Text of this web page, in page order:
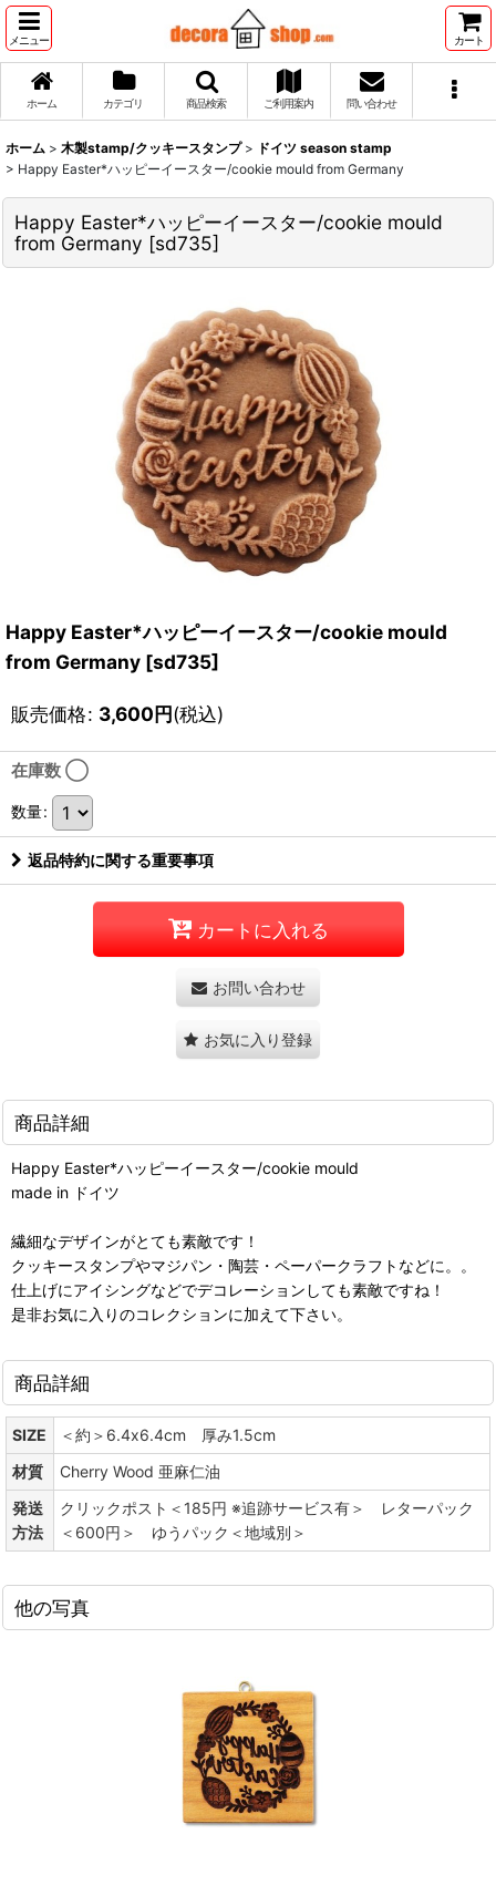
メニュー カート
ホーム カテゴリ 商品検索 ご利用案内 問い合わせ
ホーム > 木製stamp/クッキースタンプ > ドイツ season stamp
> Happy Easter*ハッピーイースター/cookie mould from Germany
Happy Easter*ハッピーイースター/cookie mould
from Germany [sd735]
Happy Easter*ハッピーイースター/cookie mould
from Germany [sd735]
販売価格: 3,600円(税込)
在庫数 ◯
数量:
返品特約に関する重要事項
カートに入れる
お問い合わせ
お気に入り登録
商品詳細
Happy Easter*ハッピーイースター/cookie mould
made in ドイツ
繊細なデザインがとても素敵です！
クッキースタンプやマジパン・陶芸・ペーパークラフトなどに。。
仕上げにアイシングなどでデコレーションしても素敵ですね！
是非お気に入りのコレクションに加えて下さい。
商品詳細
SIZE
＜約＞6.4x6.4cm 厚み1.5cm
材質
Cherry Wood 亜麻仁油
発送
方法
クリックポスト＜185円 ※追跡サービス有＞ レターパック
＜600円＞ ゆうパック＜地域別＞
他の写真